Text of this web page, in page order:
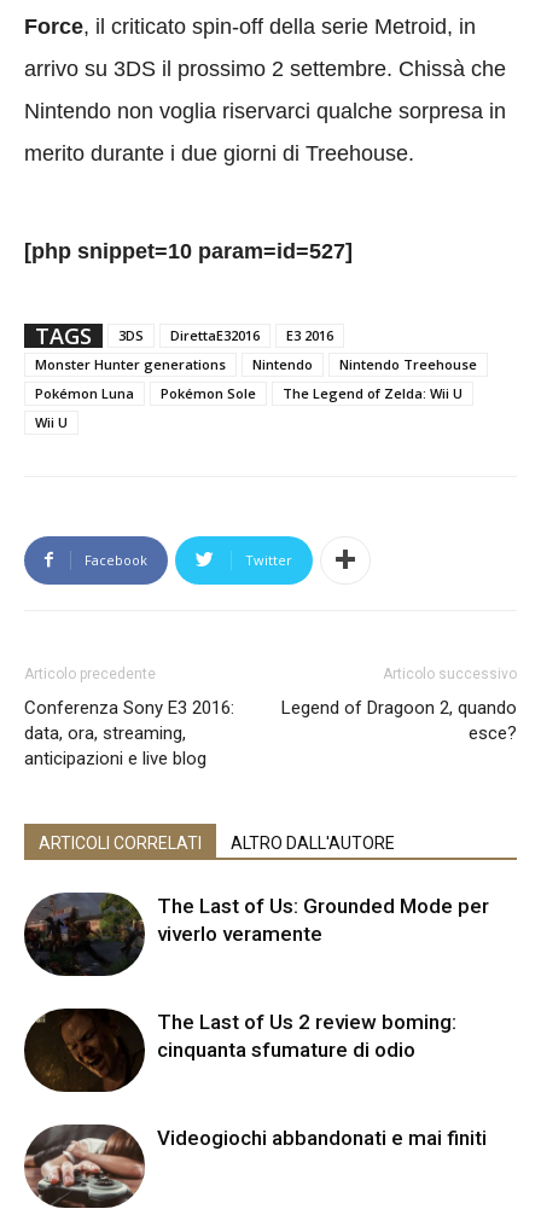
Force, il criticato spin-off della serie Metroid, in
arrivo su 3DS il prossimo 2 settembre. Chissà che
Nintendo non voglia riservarci qualche sorpresa in
merito durante i due giorni di Treehouse.
[php snippet=10 param=id=527]
TAGS 3DS DirettaE32016
E3 2016
Monster Hunter generations
Nintendo
Nintendo Treehouse
Pokémon Luna
Pokémon Sole
The Legend of Zelda: Wii U
Wii U
Facebook Twitter
Articolo precedente
Conferenza Sony E3 2016:
data, ora, streaming,
anticipazioni e live blog
Articolo successivo
Legend of Dragoon 2, quando
esce?
ARTICOLI CORRELATI ALTRO DALL'AUTORE
The Last of Us: Grounded Mode per
viverlo veramente
The Last of Us 2 review boming:
cinquanta sfumature di odio
Videogiochi abbandonati e mai finiti